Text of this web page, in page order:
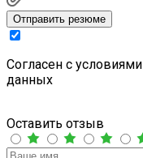
Отправить резюме
Cогласен с условиями
данных
Оставить отзыв